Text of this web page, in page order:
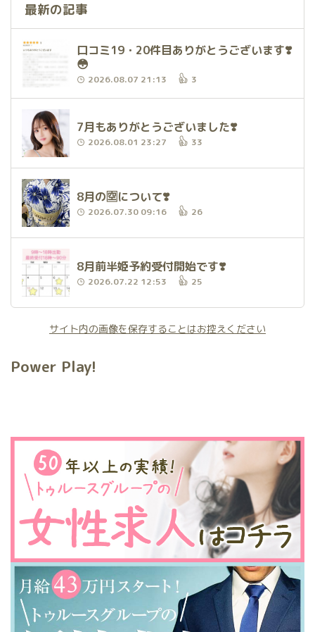
最新の記事
口コミ19・20件目ありがとうございます❣️
😳
2026.08.07 21:13 3
7月もありがとうございました❣️
2026.08.01 23:27 33
8月の🈳について❣️
2026.07.30 09:16 26
8月前半姫予約受付開始です❣️
2026.07.22 12:53 25
サイト内の画像を保存することはお控えください
Power Play!